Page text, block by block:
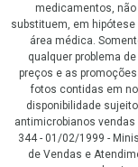
medicamentos,
substituem, em
área médica.
qualquer problema
preços e as
fotos contidas em
disponibilidade
antimicrobianos
344 - 01/02/1999 -
de Vendas e